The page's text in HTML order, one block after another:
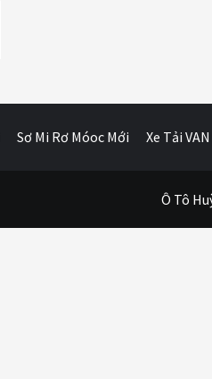
Sơ Mi Rơ Móoc Mới Xe Tải VAN
Ô Tô